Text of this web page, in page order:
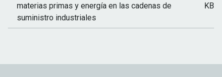
materias primas y energía en las cadenas de
suministro industriales
KB